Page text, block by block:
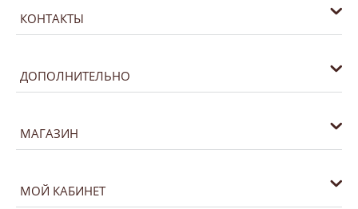
КОНТАКТЫ
ДОПОЛНИТЕЛЬНО
МАГАЗИН
МОЙ КАБИНЕТ